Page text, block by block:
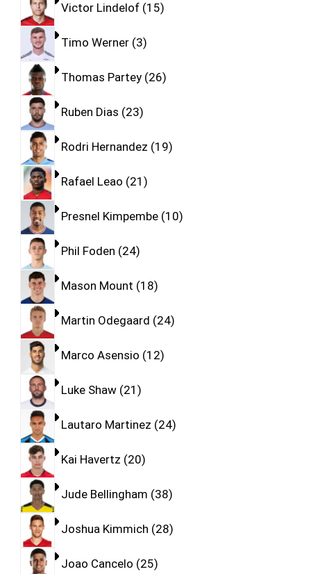
Victor Lindelof 15
Timo Werner 3
Thomas Partey 26
Ruben Dias 23
Rodri Hernandez 19
Rafael Leao 21
Presnel Kimpembe 10
Phil Foden 24
Mason Mount 18
Martin Odegaard 24
Marco Asensio 12
Luke Shaw 21
Lautaro Martinez 24
Kai Havertz 20
Jude Bellingham 38
Joshua Kimmich 28
Joao Cancelo 25